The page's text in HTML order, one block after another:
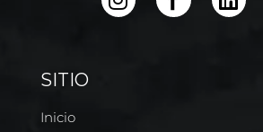
SITIO
Inicio